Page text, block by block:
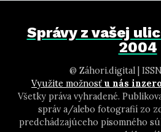
Správy z vašej
2004
@ Záhori.digital |
Využite možnosť u nás
Všetky práva vyhradené.
správ a/alebo fotografií zo
predchádzajúceho písomného